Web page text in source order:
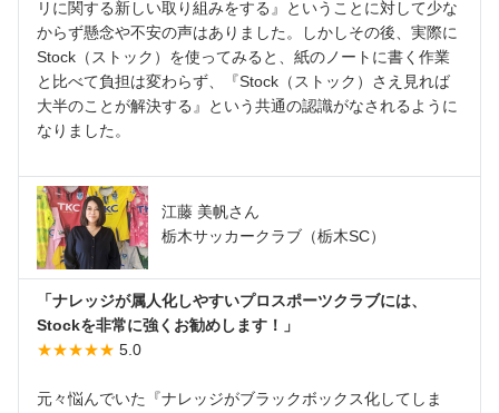
リに関する新しい取り組みをする』ということに対して少な
からず懸念や不安の声はありました。しかしその後、実際に
Stock（ストック）を使ってみると、紙のノートに書く作業
と比べて負担は変わらず、『Stock（ストック）さえ見れば
大半のことが解決する』という共通の認識がなされるように
なりました。
江藤 美帆さん
栃木サッカークラブ（栃木SC）
「ナレッジが属人化しやすいプロスポーツクラブには、
Stockを非常に強くお勧めします！」
★★★★★ 5.0
元々悩んでいた『ナレッジがブラックボックス化してしま